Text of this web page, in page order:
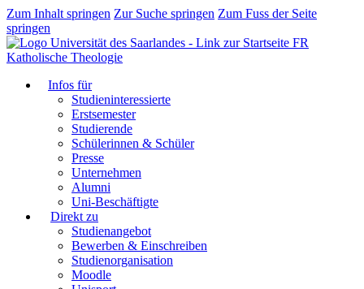
Zum Inhalt springen Zur Suche springen Zum Fuss der Seite
springen
FR
Katholische Theologie
Infos für
Studieninteressierte
Erstsemester
Studierende
Schülerinnen & Schüler
Presse
Unternehmen
Alumni
Uni-Beschäftigte
Direkt zu
Studienangebot
Bewerben & Einschreiben
Studienorganisation
Moodle